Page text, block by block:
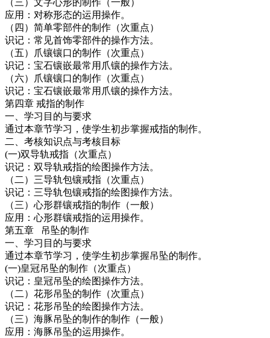
应用：对称形态的运用操作。
（四）简单零部件的制作（次重点）
识记：常见首饰零部件的操作方法。
（五）爪镶镶口的制作（次重点）
识记：宝石镶嵌最常用爪镶的操作方法。
（六）爪镶镶口的制作（次重点）
识记：宝石镶嵌最常用爪镶的操作方法。
第四章 戒指的制作
一、学习目的与要求
通过本章节学习，使学生初步掌握戒指的制作。
二、考核知识点与考核目标
(一)双导轨戒指（次重点）
识记：双导轨戒指的绘图操作方法。
（二）三导轨包镶戒指（次重点）
识记：三导轨包镶戒指的绘图操作方法。
（三）心形群镶戒指的制作（一般）
应用：心形群镶戒指的运用操作。
第五章 吊坠的制作
一、学习目的与要求
通过本章节学习，使学生初步掌握吊坠的制作。
(一)皇冠吊坠的制作（次重点）
识记：皇冠吊坠的绘图操作方法。
（二）花形吊坠的制作（次重点）
识记：花形吊坠的绘图操作方法。
（三）海豚吊坠的制作的制作（一般）
应用：海豚吊坠的运用操作。